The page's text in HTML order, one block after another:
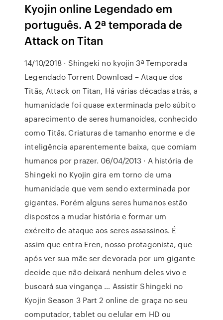
Kyojin online Legendado em
português. A 2ª temporada de
Attack on Titan
14/10/2018 · Shingeki no kyojin 3ª Temporada
Legendado Torrent Download – Ataque dos
Titãs, Attack on Titan, Há várias décadas atrás, a
humanidade foi quase exterminada pelo súbito
aparecimento de seres humanoides, conhecido
como Titãs. Criaturas de tamanho enorme e de
inteligência aparentemente baixa, que comiam
humanos por prazer. 06/04/2013 · A história de
Shingeki no Kyojin gira em torno de uma
humanidade que vem sendo exterminada por
gigantes. Porém alguns seres humanos estão
dispostos a mudar história e formar um
exército de ataque aos seres assassinos. É
assim que entra Eren, nosso protagonista, que
após ver sua mãe ser devorada por um gigante
decide que não deixará nenhum deles vivo e
buscará sua vingança … Assistir Shingeki no
Kyojin Season 3 Part 2 online de graça no seu
computador, tablet ou celular em HD ou